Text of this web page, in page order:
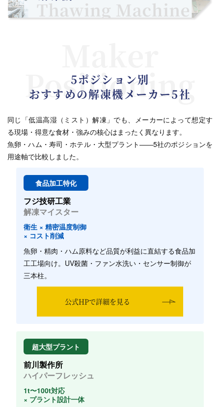
Positioning
5ポジション別
おすすめの解凍機メーカー5社
同じ「低温高湿（ミスト）解凍」でも、メーカーによって想定す
る現場・得意な食材・強みの核心はまったく異なります。
魚卵・ハム・寿司・ホテル・大型プラント——5社のポジションを
用途軸で比較しました。
食品加工特化
フジ技研工業
解凍マイスター
衛生 × 精密温度制御
× コスト削減
魚卵・精肉・ハム原料など品質が利益に直結する食品加
工工場向け。UV殺菌・ファン水洗い・センサー制御が
三本柱。
公式HPで詳細を見る
超大型プラント
前川製作所
ハイパーフレッシュ
1t〜100t対応
× プラント設計一体